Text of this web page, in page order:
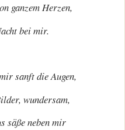
ganzem Herzen,
bei mir.
sanft die Augen,
wundersam,
säße neben mir